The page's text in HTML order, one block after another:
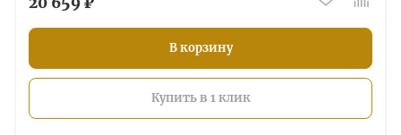
В корзину
Купить в 1 клик